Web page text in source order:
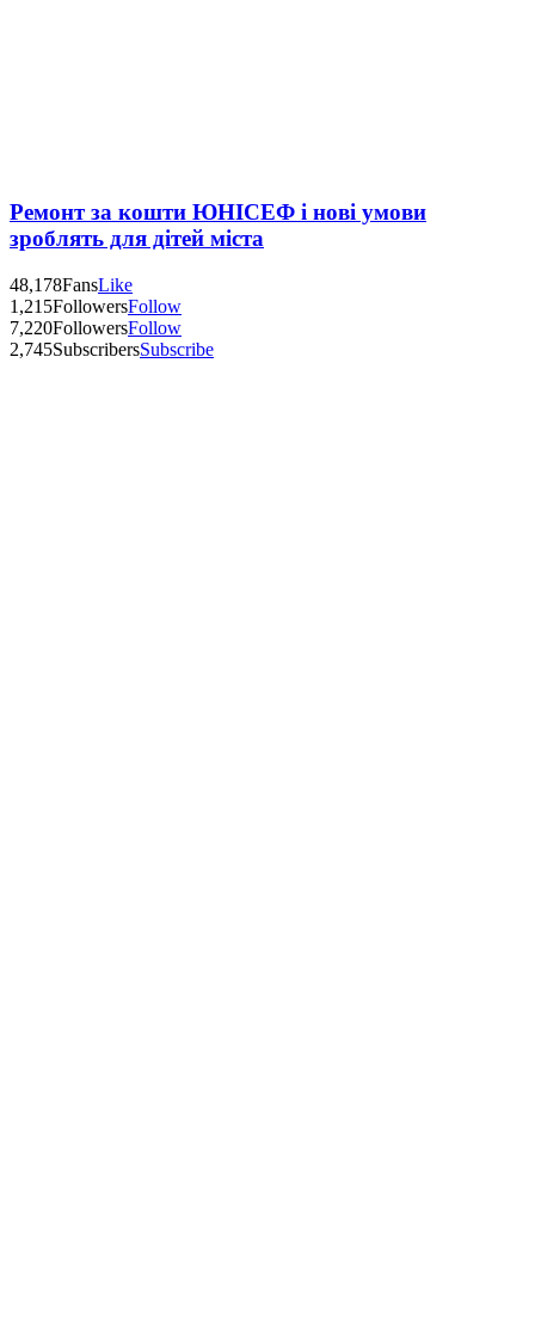
Ремонт за кошти ЮНІСЕФ і нові умови
зроблять для дітей міста
48,178FansLike
1,215FollowersFollow
7,220FollowersFollow
2,745SubscribersSubscribe